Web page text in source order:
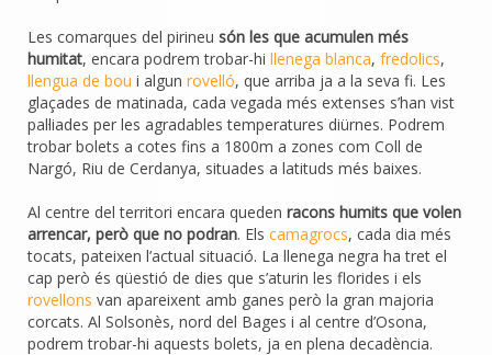
Les comarques del pirineu són les que acumulen més
humitat, encara podrem trobar-hi llenega blanca, fredolics,
llengua de bou i algun rovelló, que arriba ja a la seva fi. Les
glaçades de matinada, cada vegada més extenses s’han vist
pal·liades per les agradables temperatures diürnes. Podrem
trobar bolets a cotes fins a 1800m a zones com Coll de
Nargó, Riu de Cerdanya, situades a latituds més baixes.
Al centre del territori encara queden racons humits que volen
arrencar, però que no podran. Els camagrocs, cada dia més
tocats, pateixen l’actual situació. La llenega negra ha tret el
cap però és qüestió de dies que s’aturin les florides i els
rovellons van apareixent amb ganes però la gran majoria
corcats. Al Solsonès, nord del Bages i al centre d’Osona,
podrem trobar-hi aquests bolets, ja en plena decadència.